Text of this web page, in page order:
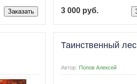
3 000 руб.
Таинственный лес
Автор: Попов Алексей